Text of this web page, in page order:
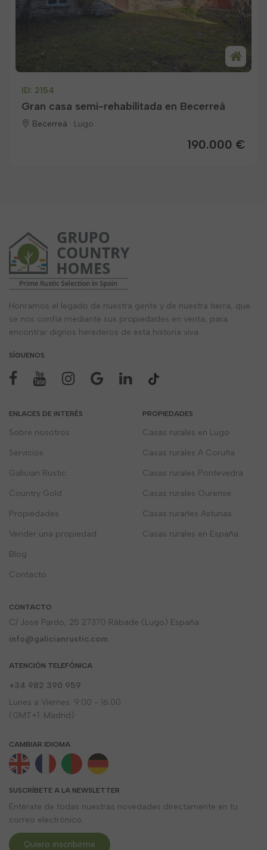
ID: 2154
Gran casa semi-rehabilitada en Becerreá
Becerreá · Lugo
190.000 €
Honramos el legado de nuestra gente y de nuestra tierra, que
se nos confía mediante sus propiedades en venta, para
encontrar dignos herederos de esta historia viva.
SÍGUENOS
ENLACES DE INTERÉS
Sobre nosotros
Servicios
Galician Rustic
Country Gold
Propiedades
Vender una propiedad
Blog
Contacto
PROPIEDADES
Casas rurales en Lugo
Casas rurales A Coruña
Casas rurales Pontevedra
Casas rurales Ourense
Casas rurarles Asturias
Casas rurales en España
CONTACTO
C/ Jose Pardo, 25 27370 Rábade (Lugo) España
info@galicianrustic.com
ATENCIÓN TELEFÓNICA
+34 982 390 959
Lunes a Viernes: 9.00 - 16.00
(GMT+1: Madrid)
CAMBIAR IDIOMA
SUSCRÍBETE A LA NEWSLETTER
Entérate de todas nuestras novedades directamente en tu
correo electrónico.
Quiero inscribirme